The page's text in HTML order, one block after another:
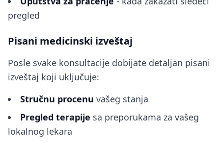
pregled
Pisani medicinski izveštaj
Posle svake konsultacije dobijate detaljan pisani
izveštaj koji uključuje:
Stručnu procenu vašeg stanja
Pregled terapije sa preporukama za vašeg
lokalnog lekara